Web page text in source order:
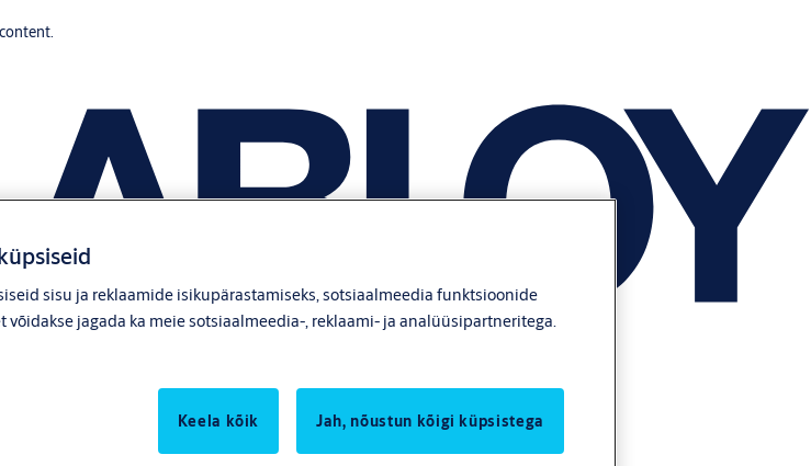
sisu ja reklaamide isikupärastamiseks, sotsiaalmeedia funktsioonide
jagada ka meie sotsiaalmeedia-, reklaami- ja analüüsipartneritega.
Keela kõik Jah, nõustun kõigi küpsistega